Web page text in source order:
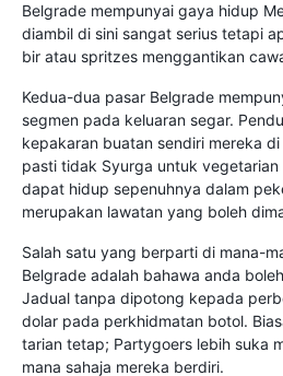
Belgrade mempunyai gaya hidup
diambil di sini sangat serius tetapi
bir atau spritzes menggantikan
Kedua-dua pasar Belgrade
segmen pada keluaran segar.
kepakaran buatan sendiri mereka
pasti tidak Syurga untuk vegetarian
dapat hidup sepenuhnya dalam
merupakan lawatan yang boleh
Salah satu yang berparti di mana-
Belgrade adalah bahawa anda
Jadual tanpa dipotong kepada
dolar pada perkhidmatan botol.
tarian tetap; Partygoers lebih suka
mana sahaja mereka berdiri.